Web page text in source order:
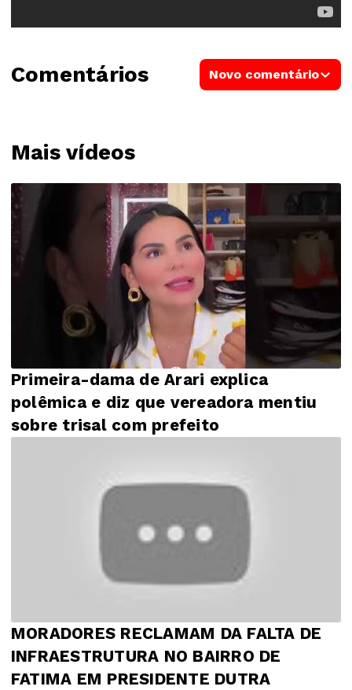
Mais vídeos
Primeira-dama de Arari explica
polêmica e diz que vereadora mentiu
sobre trisal com prefeito
MORADORES RECLAMAM DA FALTA DE
INFRAESTRUTURA NO BAIRRO DE
FATIMA EM PRESIDENTE DUTRA
Comentários Novo comentário